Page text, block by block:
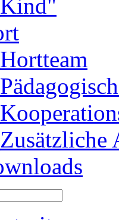
Kind"
Hortteam
Zusätzliche